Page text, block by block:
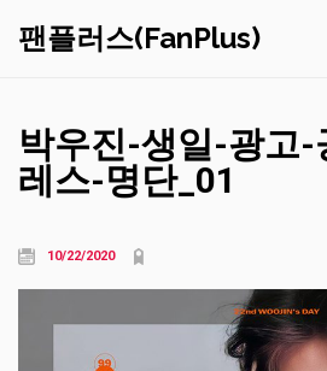
팬플러스(FanPlus)
박우진-생일-광고-
레스-명단_01
10/22/2020